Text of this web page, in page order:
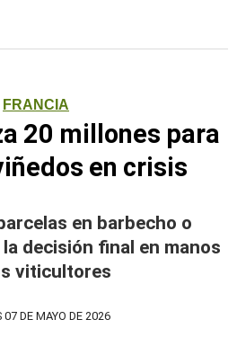
FRANCIA
20 millones para
en crisis
en barbecho o
decisión final en manos
viticultores
07 DE MAYO DE 2026